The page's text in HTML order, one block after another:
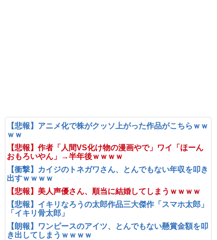
【悲報】アニメ化で株がクッソ上がった作品がこちらｗｗ
ｗｗ
【悲報】作者「人間VS化け物の漫画やで」ワイ「ほーん
おもろいやん」→半年後ｗｗｗｗ
【衝撃】カイジのトネガワさん、とんでもない年収を叩き
出すｗｗｗｗ
【悲報】美人声優さん、順当に結婚してしまうｗｗｗｗ
【悲報】イキリなろうの太郎作品三大傑作「スマホ太郎」
「イキリ骨太郎」
【朗報】ワンピースのアイツ、とんでもない懸賞金額を叩
き出してしまうｗｗｗｗ